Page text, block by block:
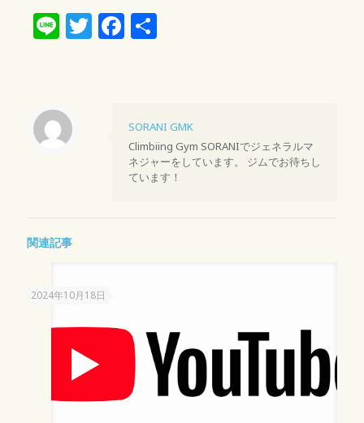
LineTwitter
Facebook
共
SORANI GMK
Climbiing Gym SORANIでジェネラルマ
ネジャーをしています。 ジムでお待ちし
ています！
関連記事
2024年10月18日